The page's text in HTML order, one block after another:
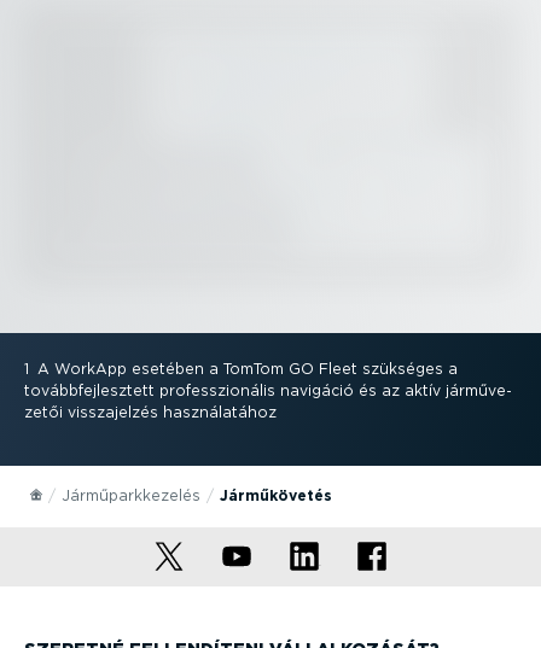
1 A WorkApp esetében a TomTom GO Fleet szükséges a
tovább­fej­lesztett professzi­o­nális navigáció és az aktív jármű­ve­
zetői vissza­jelzés haszná­la­tához
Jármű­park­ke­zelés Jármű­kö­vetés